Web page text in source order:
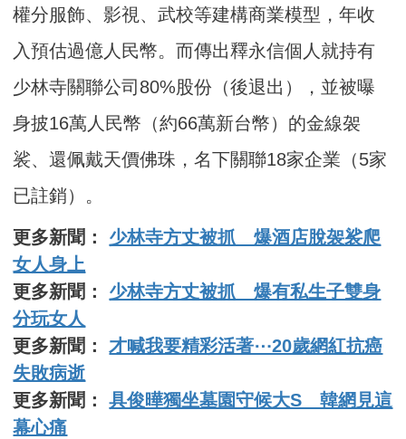
權分服飾、影視、武校等建構商業模型，年收
入預估過億人民幣。而傳出釋永信個人就持有
少林寺關聯公司80%股份（後退出），並被曝
身披16萬人民幣（約66萬新台幣）的金線袈
裟、還佩戴天價佛珠，名下關聯18家企業（5家
已註銷）。
更多新聞： 少林寺方丈被抓 爆酒店脫袈裟爬
女人身上
更多新聞： 少林寺方丈被抓 爆有私生子雙身
分玩女人
更多新聞： 才喊我要精彩活著⋯20歲網紅抗癌
失敗病逝
更多新聞：具俊曄獨坐墓園守候大S 韓網見這
幕心痛